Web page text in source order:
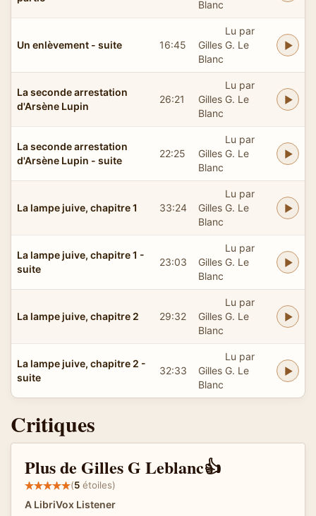
Blanc
Un enlèvement - suite 16:45
Lu par
Gilles G. Le
Blanc
La seconde arrestation
d'Arsène Lupin
26:21
Lu par
Gilles G. Le
Blanc
La seconde arrestation
d'Arsène Lupin - suite
22:25
Lu par
Gilles G. Le
Blanc
La lampe juive, chapitre 1 33:24
Lu par
Gilles G. Le
Blanc
La lampe juive, chapitre 1 -
suite
23:03
Lu par
Gilles G. Le
Blanc
La lampe juive, chapitre 2 29:32
Lu par
Gilles G. Le
Blanc
La lampe juive, chapitre 2 -
suite
32:33
Lu par
Gilles G. Le
Blanc
Critiques
Plus de Gilles G Leblanc👍
(5 étoiles)
A LibriVox Listener